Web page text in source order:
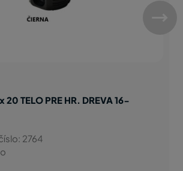
20 TELO PRE HR. DREVA 16-
2764